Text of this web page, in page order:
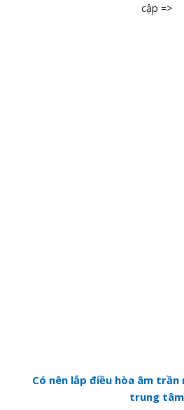
cập =>
Có nên lắp điều hòa âm
trung tâm